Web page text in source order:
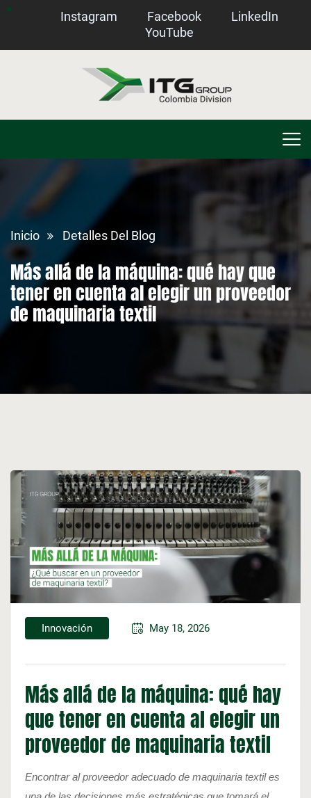
Instagram Facebook
LinkedIn
YouTube
Inicio Detalles Del Blog
Más allá de la máquina: qué hay que
tener en cuenta al elegir un proveedor
de maquinaria textil
Innovación May 18, 2026
Más allá de la máquina: qué hay
que tener en cuenta al elegir un
proveedor de maquinaria textil
Encontrar al proveedor adecuado de maquinaria textil es